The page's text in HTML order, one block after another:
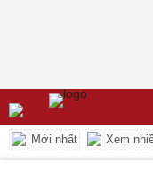
Mới nhất Xem